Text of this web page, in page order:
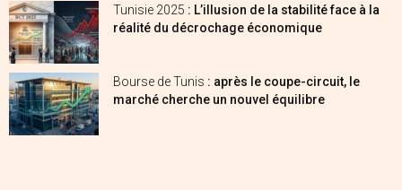
Tunisie 2025 : L’illusion de la stabilité face à la
réalité du décrochage économique
Bourse de Tunis : après le coupe-circuit, le
marché cherche un nouvel équilibre